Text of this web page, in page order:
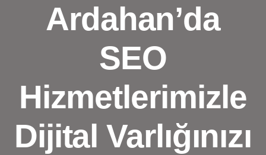
Ardahan’da
SEO
Hizmetlerimizle
Dijital Varlığınızı